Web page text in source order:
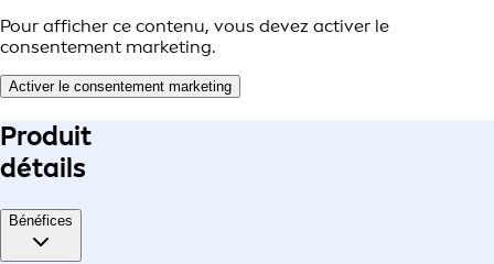
Pour afficher ce contenu, vous devez activer le
consentement marketing.
Activer le consentement marketing
Produit
détails
Bénéfices